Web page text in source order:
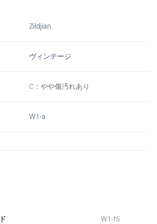
Zildjian
ヴィンテージ
C：やや傷汚れあり
W1-a
W1-f5